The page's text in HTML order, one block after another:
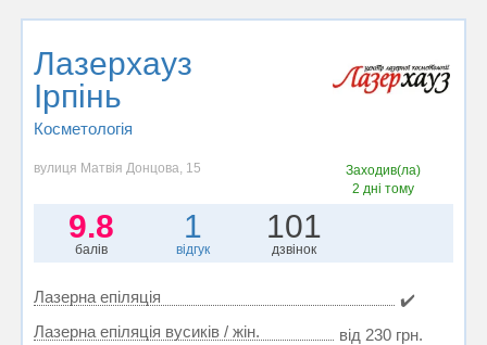
Лазерхауз
Ірпінь
Косметологія
вулиця Матвія Донцова, 15
Заходив(ла)
2 дні тому
9.8
балів
1
відгук
101
дзвінок
Лазерна епіляція
✔️
Лазерна епіляція вусиків / жін.
від 230 грн.